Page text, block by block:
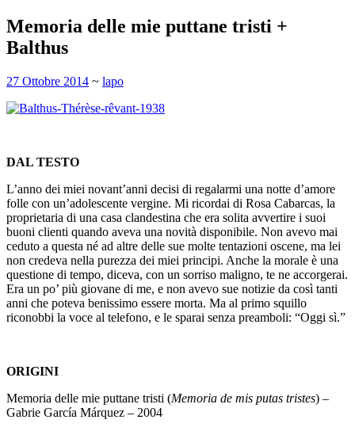
Memoria delle mie puttane tristi +
Balthus
27 Ottobre 2014 ~ lapo
DAL TESTO
L’anno dei miei novant’anni decisi di regalarmi una notte d’amore
folle con un’adolescente vergine. Mi ricordai di Rosa Cabarcas, la
proprietaria di una casa clandestina che era solita avvertire i suoi
buoni clienti quando aveva una novità disponibile. Non avevo mai
ceduto a questa né ad altre delle sue molte tentazioni oscene, ma lei
non credeva nella purezza dei miei principi. Anche la morale è una
questione di tempo, diceva, con un sorriso maligno, te ne accorgerai.
Era un po’ più giovane di me, e non avevo sue notizie da così tanti
anni che poteva benissimo essere morta. Ma al primo squillo
riconobbi la voce al telefono, e le sparai senza preamboli: “Oggi sì.”
ORIGINI
Memoria delle mie puttane tristi (Memoria de mis putas tristes) –
Gabrie García Márquez – 2004